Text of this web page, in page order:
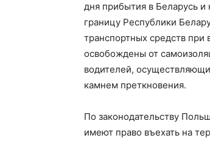
дня прибытия в Беларусь
границу Республики
транспортных средств
освобождены от
водителей,
камнем преткновения.
По законодательству
имеют право въехать на